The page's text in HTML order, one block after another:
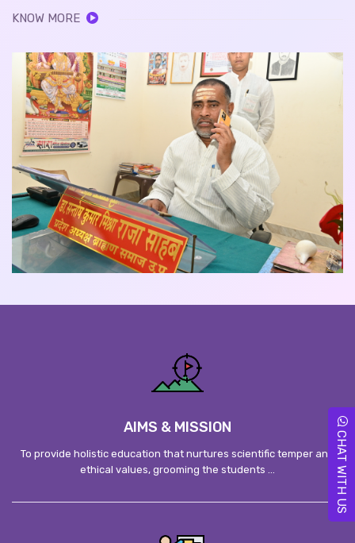
KNOW MORE
AIMS & MISSION
To provide holistic education that nurtures scientific temper and
ethical values, grooming the students ...
CHAT WITH US